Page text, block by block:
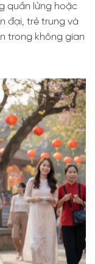
quần lửng hoặc
đại, trẻ trung và
trong không gian